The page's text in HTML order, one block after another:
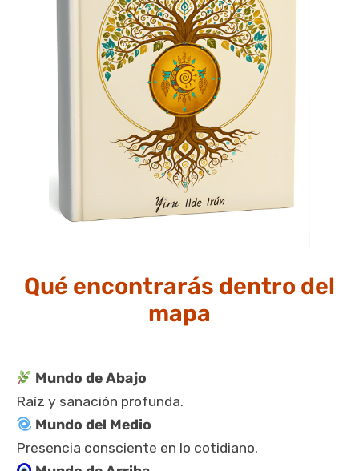
Qué encontrarás dentro del
mapa
Mundo de Abajo
Raíz y sanación profunda.
Mundo del Medio
Presencia consciente en lo cotidiano.